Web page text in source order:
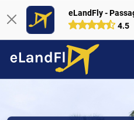
eLandFly -
4.5